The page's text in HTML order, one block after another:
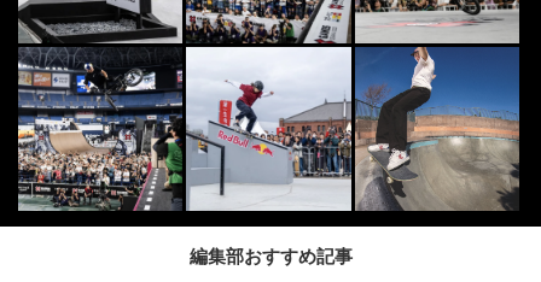
編集部おすすめ記事